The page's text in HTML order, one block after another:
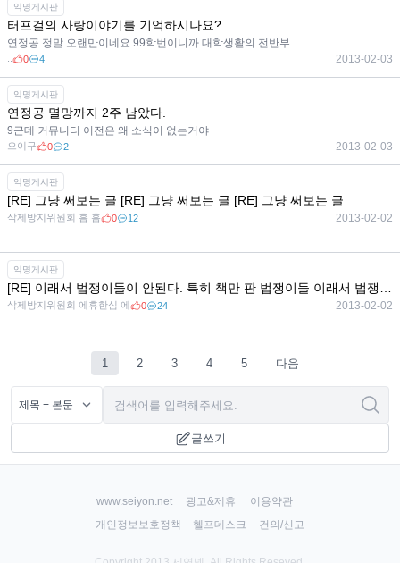
익명게시판
터프걸의 사랑이야기를 기억하시나요?
연정공 정말 오랜만이네요 99학번이니까 대학생활의 전반부
0 4 2013-02-03
익명게시판
연정공 멸망까지 2주 남았다.
9근데 커뮤니티 이전은 왜 소식이 없는거야
으이구 0 2 2013-02-03
익명게시판
[RE] 그냥 써보는 글 [RE] 그냥 써보는 글 [RE] 그냥 써보는 글
삭제방지위원회 흠 흠 0 12 2013-02-02
익명게시판
삭제방지위원회 에휴한심 에 0 24 2013-02-02
1 2 3 4 5 다음
글쓰기
www.seiyon.net 광고&제휴
이용약관
개인정보보호정책
헬프데스크 건의/신고